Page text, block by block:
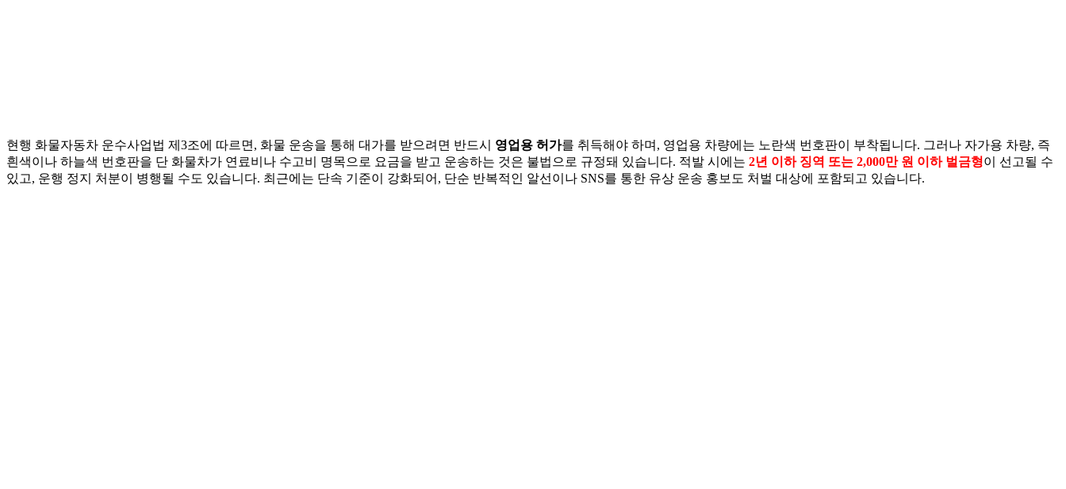
현행 화물자동차 운수사업법 제3조에 따르면, 화물 운송을 통해 대가를 받으려면 반드시 영업용 허가를 취득해야 하며, 영업용 차량에는 노란색 번호판이 부착됩니다. 그러나 자가용 차량, 즉
흰색이나 하늘색 번호판을 단 화물차가 연료비나 수고비 명목으로 요금을 받고 운송하는 것은 불법으로 규정돼 있습니다. 적발 시에는 2년 이하 징역 또는 2,000만 원 이하 벌금형이 선고될 수
있고, 운행 정지 처분이 병행될 수도 있습니다. 최근에는 단속 기준이 강화되어, 단순 반복적인 알선이나 SNS를 통한 유상 운송 홍보도 처벌 대상에 포함되고 있습니다.